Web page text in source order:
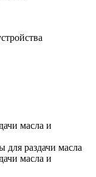
масла и
для раздачи масла
масла и